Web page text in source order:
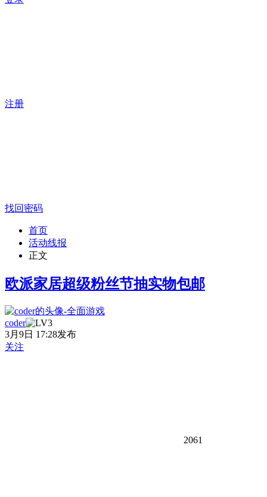
注册
找回密码
首页
活动线报
正文
欧派家居超级粉丝节抽实物包邮
coder
3月9日 17:28发布
关注
2061